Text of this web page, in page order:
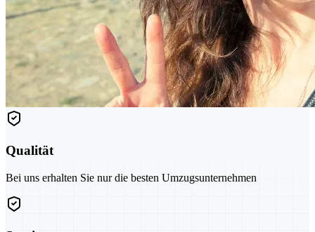
Qualität
Bei uns erhalten Sie nur die besten Umzugsunternehmen